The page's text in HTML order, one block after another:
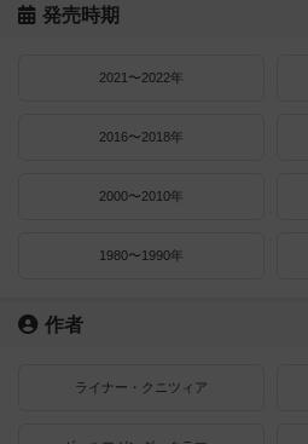
発売時期
2021〜2022年
2016〜2018年
2000〜2010年
1980〜1990年
作者
ライナー・クニツィア